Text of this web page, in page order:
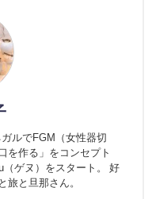
ルでFGM（女性器切
を作る」をコンセプト
（ゲヌ）をスタート。 好
旅と旦那さん。